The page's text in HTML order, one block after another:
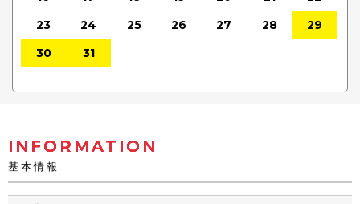
23
24 25 26 27 28
29
30
31
INFORMATION
基本情報